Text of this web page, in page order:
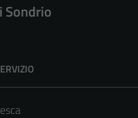
Sondrio